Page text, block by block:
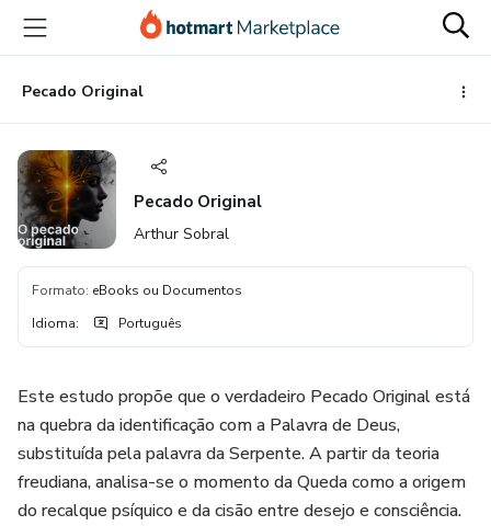
para
conteúdo
principal
para
pagamento
para
rodapé
Pecado Original
Pecado Original
Arthur Sobral
Formato: eBooks ou Documentos
Idioma: Português
Este estudo propõe que o verdadeiro Pecado Original está
na quebra da identificação com a Palavra de Deus,
substituída pela palavra da Serpente. A partir da teoria
freudiana, analisa-se o momento da Queda como a origem
do recalque psíquico e da cisão entre desejo e consciência.